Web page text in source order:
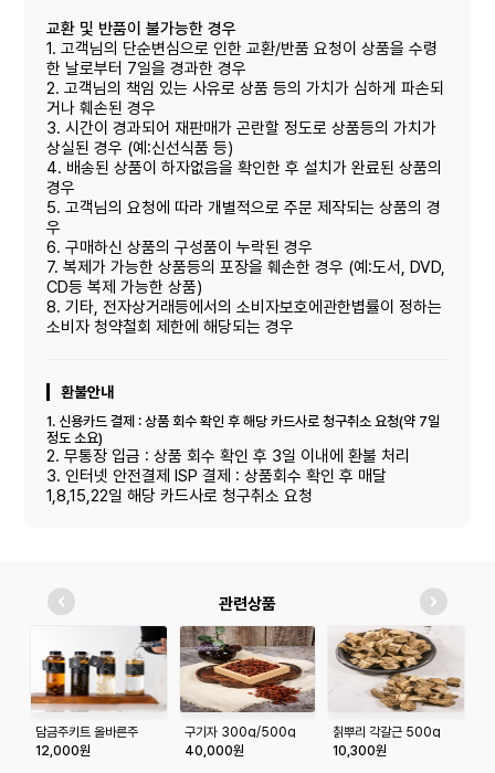
교환 및 반품이 불가능한 경우
1. 고객님의 단순변심으로 인한 교환/반품 요청이 상품을 수령
한 날로부터 7일을 경과한 경우
2. 고객님의 책임 있는 사유로 상품 등의 가치가 심하게 파손되
거나 훼손된 경우
3. 시간이 경과되어 재판매가 곤란할 정도로 상품등의 가치가
상실된 경우 (예:신선식품 등)
4. 배송된 상품이 하자없음을 확인한 후 설치가 완료된 상품의
경우
5. 고객님의 요청에 따라 개별적으로 주문 제작되는 상품의 경
우
6. 구매하신 상품의 구성품이 누락된 경우
7. 복제가 가능한 상품등의 포장을 훼손한 경우 (예:도서, DVD,
CD등 복제 가능한 상품)
8. 기타, 전자상거래등에서의 소비자보호에관한볍률이 정하는
소비자 청약철회 제한에 해당되는 경우
환불안내
1. 신용카드 결제 : 상품 회수 확인 후 해당 카드사로 청구취소 요청(약 7일
정도 소요)
2. 무통장 입금 : 상품 회수 확인 후 3일 이내에 환불 처리
3. 인터넷 안전결제 ISP 결제 : 상품회수 확인 후 매달
1,8,15,22일 해당 카드사로 청구취소 요청
관련상품
담금주키트 올바른주
500ml
12,000원
구기자 300g/500g
40,000원
칡뿌리 각갈근 500g
10,300원